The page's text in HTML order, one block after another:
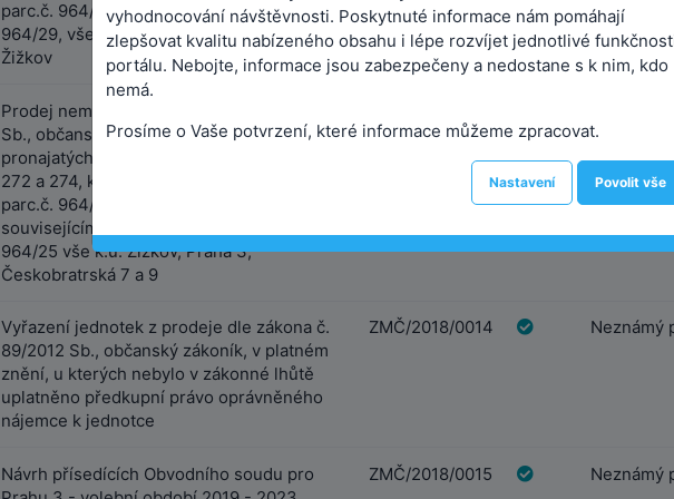
parc.č. 964/21, 964/22, 964/23, 964/28 a
964/29, vše obec Praha, katastrální území
Žižkov
Prodej nemovité věci dle zák.č. 89/2012
Sb., občanský zákoník, v platném znění –
pronajatých bytových jednotek v domě č.p.
272 a 274, který je součástí pozemku
parc.č. 964/6, spolu s funkčně
souvisejícími pozemky parc.č. 964/24 a
964/25 vše k.ú. Žižkov, Praha 3,
Českobratrská 7 a 9
Vyřazení jednotek z prodeje dle zákona č.
89/2012 Sb., občanský zákoník, v platném
znění, u kterých nebylo v zákonné lhůtě
uplatněno předkupní právo oprávněného
nájemce k jednotce
ZMČ/2018/0014 Neznámý
Návrh přísedících Obvodního soudu pro
ZMČ/2018/0015 Neznámý
vyhodnocování návštěvnosti. Poskytnuté informace nám pomáhají
zlepšovat kvalitu nabízeného obsahu i lépe rozvíjet jednotlivé
portálu. Nebojte, informace jsou zabezpečeny a nedostane s k nim, kdo
nemá.
Prosíme o Vaše potvrzení, které informace můžeme zpracovat.
Nastavení Povolit vše